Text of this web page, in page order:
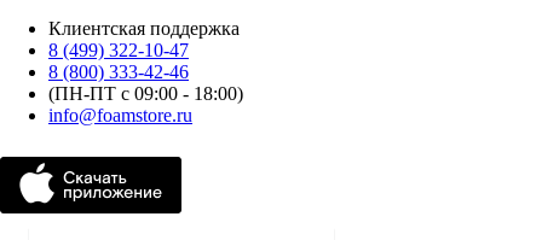
Клиентская поддержка
8 (499) 322-10-47
8 (800) 333-42-46
(ПН-ПТ с 09:00 - 18:00)
info@foamstore.ru